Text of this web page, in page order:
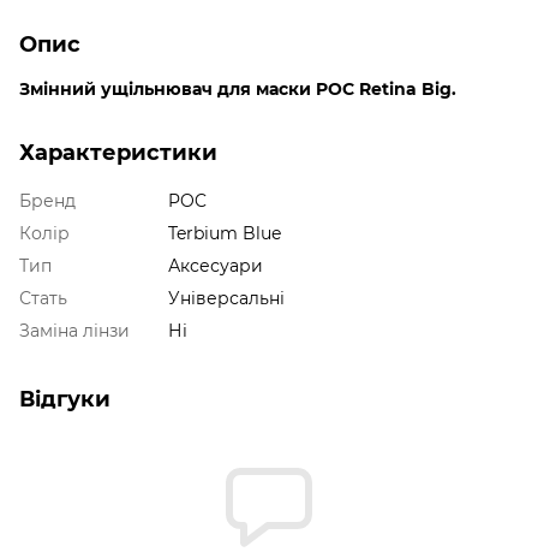
Опис
Змінний ущільнювач для маски POC Retina Big.
Характеристики
Бренд
POC
Колір
Terbium Blue
Тип
Аксесуари
Стать
Універсальні
Заміна лінзи
Ні
Відгуки